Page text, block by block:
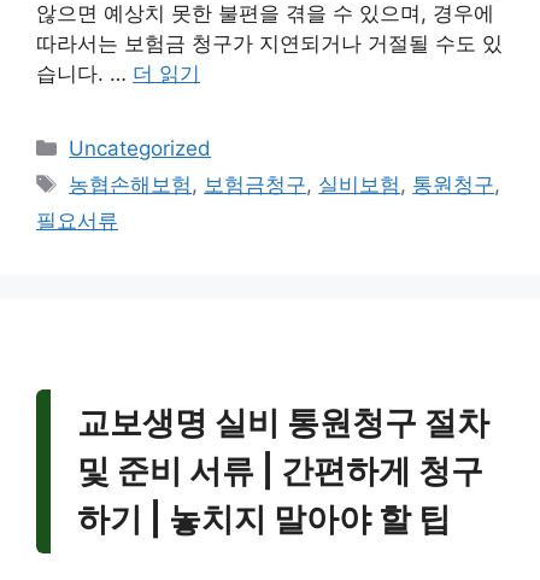
않으면 예상치 못한 불편을 겪을 수 있으며, 경우에
따라서는 보험금 청구가 지연되거나 거절될 수도 있
습니다. … 더 읽기
카
테
리
Uncategorized
태
그
농협손해보험, 보험금청구, 실비보험, 통원청구,
필요서류
교보생명 실비 통원청구 절차
및 준비 서류 | 간편하게 청구
하기 | 놓치지 말아야 할 팁